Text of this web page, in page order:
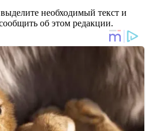
необходимый текст и
об этом редакции.